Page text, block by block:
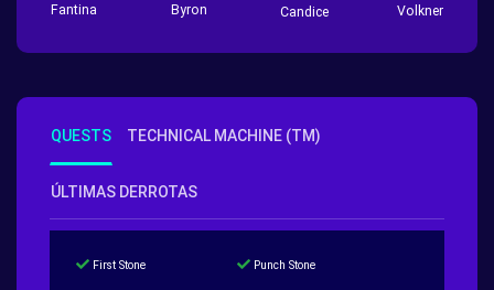
Fantina Byron Candice Volkner
QUESTS TECHNICAL MACHINE (TM)
ÚLTIMAS DERROTAS
First Stone Punch Stone